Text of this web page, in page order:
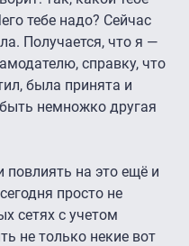
тебе надо? Сейчас
Получается, что я —
справку, что
была принята и
немножко другая
повлиять на это ещё и
просто не
сетях с учетом
не только некие вот